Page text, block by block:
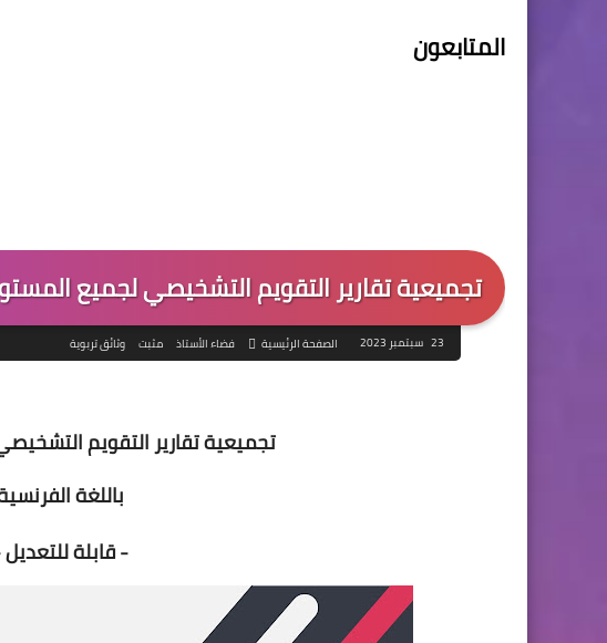
المتابعون
تجميعية تقارير التقويم التشخيصي لجميع
23 سبتمبر 2023 الصفحة الرئيسية فضاء الأستاذ مثبت وثائق تربوية
تجميعية تقارير التقويم
باللغة
- قابلة